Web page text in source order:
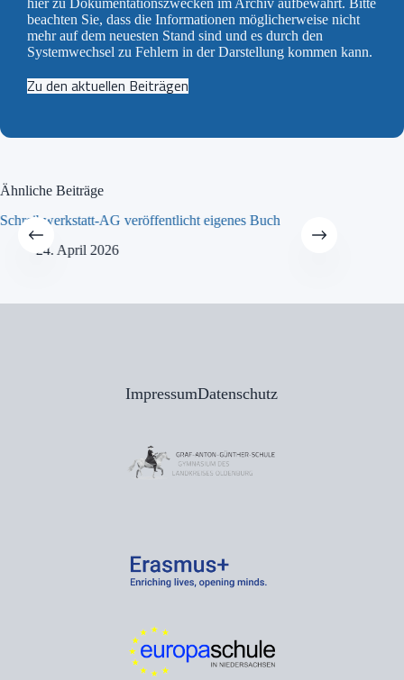
hier zu Dokumentationszwecken im Archiv aufbewahrt. Bitte
beachten Sie, dass die Informationen möglicherweise nicht
mehr auf dem neuesten Stand sind und es durch den
Systemwechsel zu Fehlern in der Darstellung kommen kann.
Zu den aktuellen Beiträgen
Ähnliche Beiträge
Schreibwerkstatt-AG veröffentlicht eigenes Buch
24. April 2026
ImpressumDatenschutz